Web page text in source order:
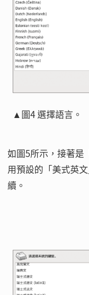
▲圖4 選擇語言。
如圖5所示，接著是
用預設的「美式英
續。